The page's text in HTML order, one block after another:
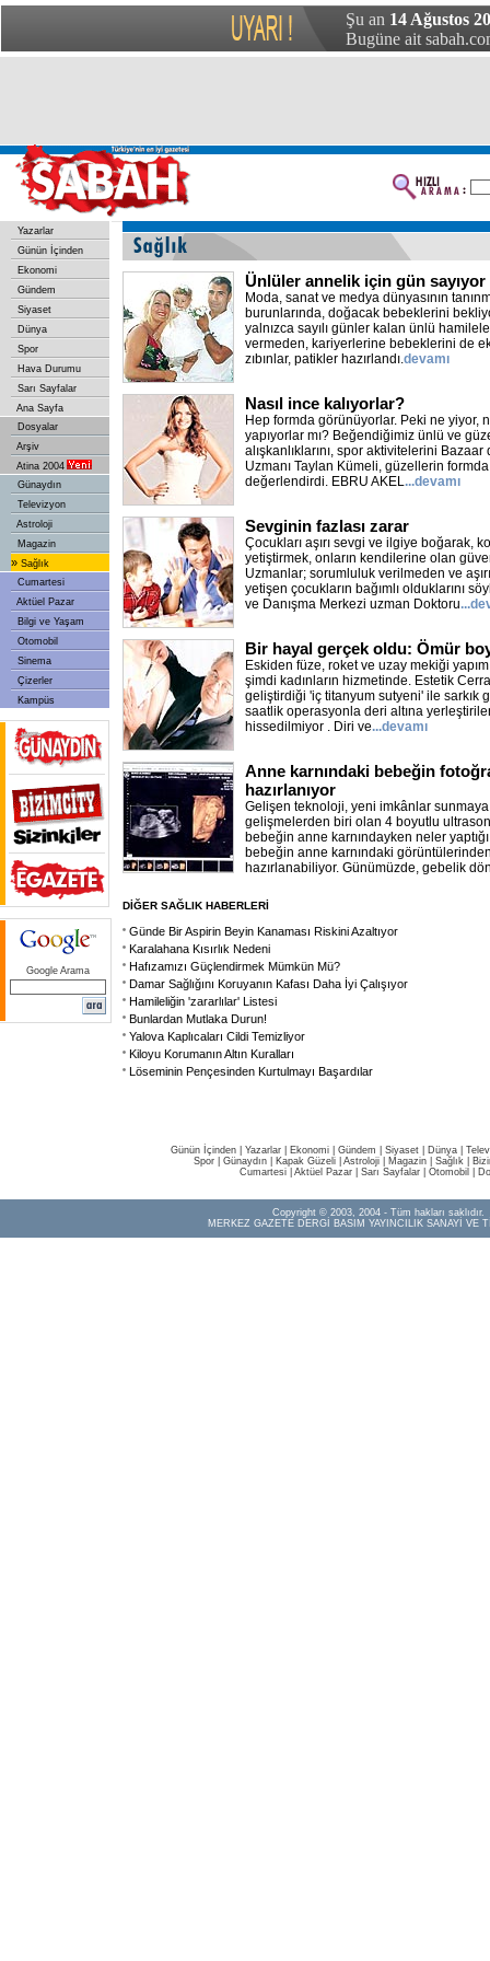
Şu an 14 Ağustos
Bugüne ait
Yazarlar
Günün İçinden
Ekonomi
Gündem
Siyaset
Dünya
Spor
Hava Durumu
Sarı Sayfalar
Ana Sayfa
Dosyalar
Arşiv
Atina 2004
Günaydın
Televizyon
Astroloji
Magazin
» Sağlık
Cumartesi
Aktüel Pazar
Bilgi ve Yaşam
Otomobil
Sinema
Çizerler
Kampüs
Google Arama
Ünlüler annelik için gün sayıyor
Moda, sanat ve medya dünyasının
burunlarında, doğacak bebeklerini
yalnızca sayılı günler kalan ünlü
vermeden, kariyerlerine bebeklerini de
zıbınlar, patikler hazırlandı.devamı
Nasıl ince kalıyorlar?
Hep formda görünüyorlar. Peki ne yiyor,
yapıyorlar mı? Beğendiğimiz ünlü ve
alışkanlıklarını, spor aktivitelerini Bazaar
Uzmanı Taylan Kümeli, güzellerin formda
değerlendirdi. EBRU AKEL...devamı
Sevginin fazlası zarar
Çocukları aşırı sevgi ve ilgiye boğarak,
yetiştirmek, onların kendilerine olan
Uzmanlar; sorumluluk verilmeden ve
yetişen çocukların bağımlı olduklarını
ve Danışma Merkezi uzman Doktoru
Bir hayal gerçek oldu: Ömür
Eskiden füze, roket ve uzay mekiği
şimdi kadınların hizmetinde. Estetik
geliştirdiği 'iç titanyum sutyeni' ile sarkık
saatlik operasyonla deri altına
hissedilmiyor . Diri ve...devamı
Anne karnındaki bebeğin
hazırlanıyor
Gelişen teknoloji, yeni imkânlar
gelişmelerden biri olan 4 boyutlu ultrason
bebeğin anne karnındayken neler
bebeğin anne karnındaki
hazırlanabiliyor. Günümüzde, gebelik
DİĞER SAĞLIK HABERLERİ
Günde Bir Aspirin Beyin Kanaması Riskini Azaltıyor
Karalahana Kısırlık Nedeni
Hafızamızı Güçlendirmek Mümkün Mü?
Damar Sağlığını Koruyanın Kafası Daha İyi Çalışıyor
Hamileliğin 'zararlılar' Listesi
Bunlardan Mutlaka Durun!
Yalova Kaplıcaları Cildi Temizliyor
Kiloyu Korumanın Altın Kuralları
Löseminin Pençesinden Kurtulmayı Başardılar
Günün İçinden Yazarlar Ekonomi Gündem Siyaset Dünya |
Spor
Günaydın Kapak Güzeli Astroloji Magazin Sağlık
Cumartesi| Aktüel Pazar| Sarı Sayfalar| Otomobil
Copyright © 2003, 2004 - Tüm hakları saklıdır.
MERKEZ GAZETE DERGİ BASIM YAYINCILIK SANAYİ VE